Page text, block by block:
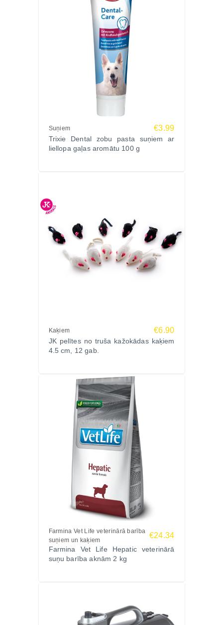
Suņiem €3.99
Trixie Dental zobu pasta suņiem ar
liellopa gaļas aromātu 100 g
Kaķiem €6.90
JK pelītes no truša kažokādas kaķiem
4.5 cm, 12 gab.
Farmina Vet Life veterinārā barība
suņiem un kaķiem
€24.34
Farmina Vet Life Hepatic veterinārā
suņu barība aknām 2 kg